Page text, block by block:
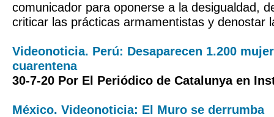
comunicador para oponerse a la desigualdad,
criticar las prácticas armamentistas y denostar
Videonoticia. Perú: Desaparecen 1.200
cuarentena
30-7-20 Por El Periódico de Catalunya en
México. Videonoticia: El Muro se derrumba